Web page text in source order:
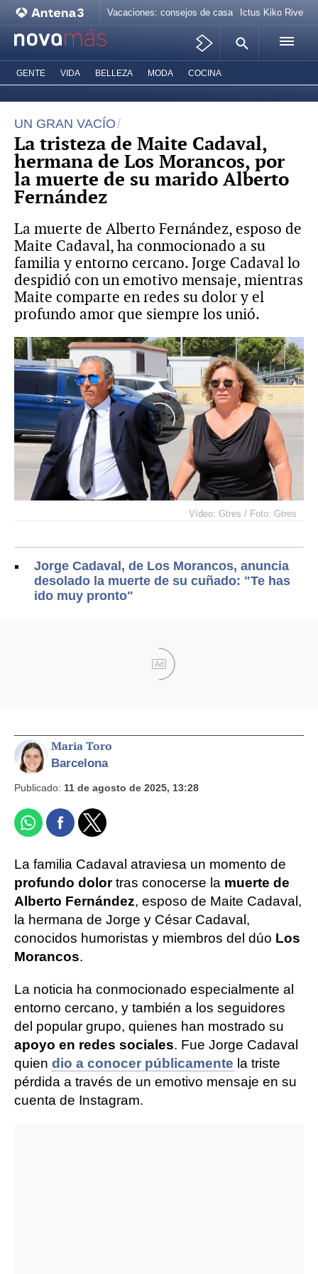
Vacaciones: consejos de casa Ictus Kiko Rivera
GENTE VIDA BELLEZA MODA COCINA
UN GRAN VACÍO
La tristeza de Maite Cadaval,
hermana de Los Morancos, por
la muerte de su marido Alberto
Fernández
La muerte de Alberto Fernández, esposo de
Maite Cadaval, ha conmocionado a su
familia y entorno cercano. Jorge Cadaval lo
despidió con un emotivo mensaje, mientras
Maite comparte en redes su dolor y el
profundo amor que siempre los unió.
Vídeo: Gtres / Foto: Gtres
Jorge Cadaval, de Los Morancos, anuncia
desolado la muerte de su cuñado: "Te has
ido muy pronto"
Ad
Maria Toro
Barcelona
Publicado: 11 de agosto de 2025, 13:28
La familia Cadaval atraviesa un momento de
profundo dolortras conocerse la muerte de
Alberto Fernández, esposo de Maite Cadaval,
la hermana de Jorge y César Cadaval,
conocidos humoristas y miembros del dúo Los
Morancos.
La noticia ha conmocionado especialmente al
entorno cercano, y también a los seguidores
del popular grupo, quienes han mostrado su
apoyo en redes sociales. Fue Jorge Cadaval
quien dio a conocer públicamente la triste
pérdida a través de un emotivo mensaje en su
cuenta de Instagram.